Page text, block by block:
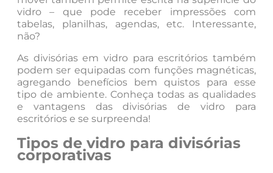
vidro – que pode receber impressões com
tabelas, planilhas, agendas, etc. Interessante,
não?
As divisórias em vidro para escritórios também
podem ser equipadas com funções magnéticas,
agregando benefícios bem quistos para esse
tipo de ambiente. Conheça todas as qualidades
e vantagens das divisórias de vidro para
escritórios e se surpreenda!
Tipos de vidro para divisórias
corporativas